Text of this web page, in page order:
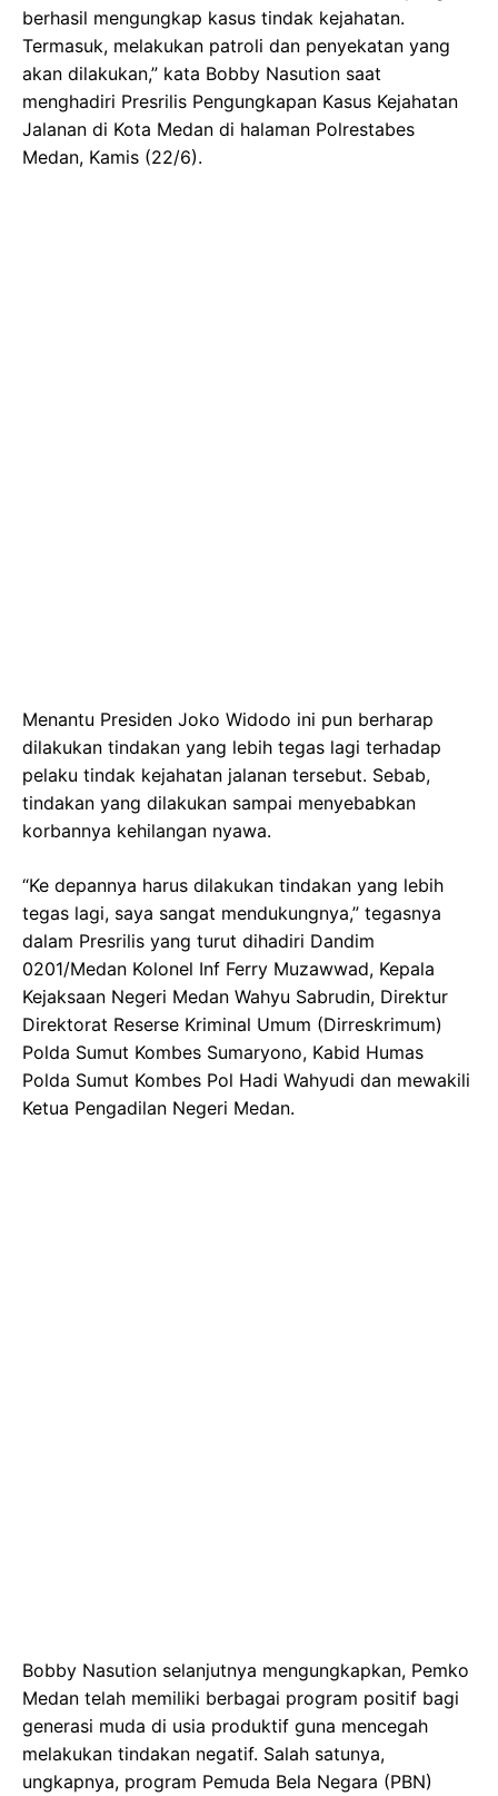
berhasil mengungkap kasus tindak kejahatan.
Termasuk, melakukan patroli dan penyekatan yang
akan dilakukan,” kata Bobby Nasution saat
menghadiri Presrilis Pengungkapan Kasus Kejahatan
Jalanan di Kota Medan di halaman Polrestabes
Medan, Kamis (22/6).
Menantu Presiden Joko Widodo ini pun berharap
dilakukan tindakan yang lebih tegas lagi terhadap
pelaku tindak kejahatan jalanan tersebut. Sebab,
tindakan yang dilakukan sampai menyebabkan
korbannya kehilangan nyawa.
“Ke depannya harus dilakukan tindakan yang lebih
tegas lagi, saya sangat mendukungnya,” tegasnya
dalam Presrilis yang turut dihadiri Dandim
0201/Medan Kolonel Inf Ferry Muzawwad, Kepala
Kejaksaan Negeri Medan Wahyu Sabrudin, Direktur
Direktorat Reserse Kriminal Umum (Dirreskrimum)
Polda Sumut Kombes Sumaryono, Kabid Humas
Polda Sumut Kombes Pol Hadi Wahyudi dan mewakili
Ketua Pengadilan Negeri Medan.
Bobby Nasution selanjutnya mengungkapkan, Pemko
Medan telah memiliki berbagai program positif bagi
generasi muda di usia produktif guna mencegah
melakukan tindakan negatif. Salah satunya,
ungkapnya, program Pemuda Bela Negara (PBN)